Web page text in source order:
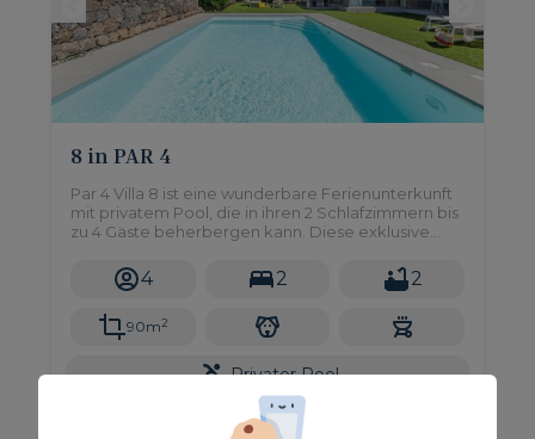
8 in PAR 4
Par 4 Villa 8 ist eine wunderbare Ferienunterkunft
mit privatem Pool, die in ihren 2 Schlafzimmern bis
zu 4 Gäste beherbergen kann. Diese exklusive
Golf Resort, einer einzigartigen und privaten Lage
inmitten der Natur im Süden von Gran Canaria.
4 2 2
90m2
Privater Pool